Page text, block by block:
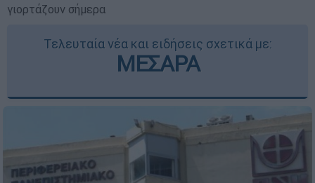
γιορτάζουν σήμερα
Τελευταία νέα και ειδήσεις σχετικά με:
ΜΕΣΑΡΑ